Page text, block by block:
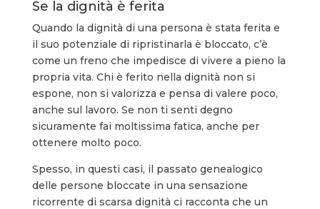
Se la dignità è ferita
Quando la dignità di una persona è stata ferita e
il suo potenziale di ripristinarla è bloccato, c’è
come un freno che impedisce di vivere a pieno la
propria vita. Chi è ferito nella dignità non si
espone, non si valorizza e pensa di valere poco,
anche sul lavoro. Se non ti senti degno
sicuramente fai moltissima fatica, anche per
ottenere molto poco.
Spesso, in questi casi, il passato genealogico
delle persone bloccate in una sensazione
ricorrente di scarsa dignità ci racconta che un